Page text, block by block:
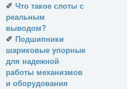
✐ Что такое слоты с
реальным
выводом?
✐ Подшипники
шариковые упорные
для надежной
работы механизмов
и оборудования